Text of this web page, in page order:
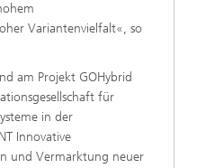
Variantenvielfalt«, so
am Projekt GOHybrid
für
in der
Innovative
und Vermarktung neuer